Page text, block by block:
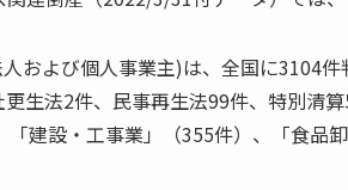
および個人事業主)は、全国に3104件
生法2件、民事再生法99件、特別清
建設・工事業」（355件）、「食品